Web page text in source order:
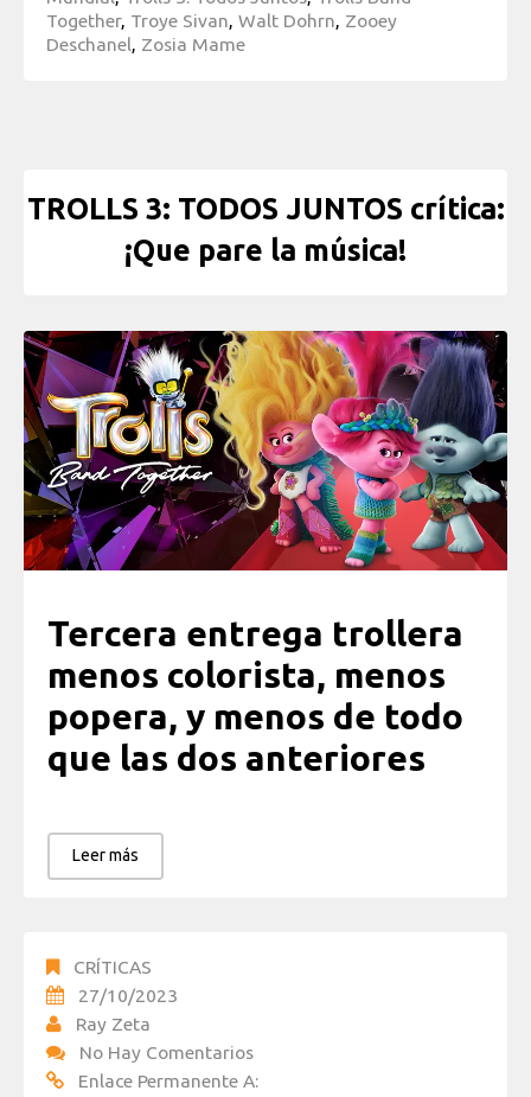
Together, Troye Sivan, Walt Dohrn, Zooey
Deschanel, Zosia Mame
TROLLS 3: TODOS JUNTOS crítica:
¡Que pare la música!
Tercera entrega trollera
menos colorista, menos
popera, y menos de todo
que las dos anteriores
Leer más
CRÍTICAS
27/10/2023
Ray Zeta
No Hay Comentarios
Enlace Permanente A: